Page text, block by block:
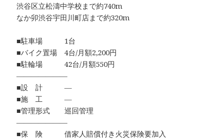
渋谷区立松濤中学校まで約740m
なか卯渋谷宇田川町店まで約320m
■駐車場 1台
■バイク置場 4台/月額2,200円
■駐輪場 42台/月額550円
―――――――
■設 計 ―
■施 工 ―
■管理形式 巡回管理
―――――――
■保 険 借家人賠償付き火災保険要加入